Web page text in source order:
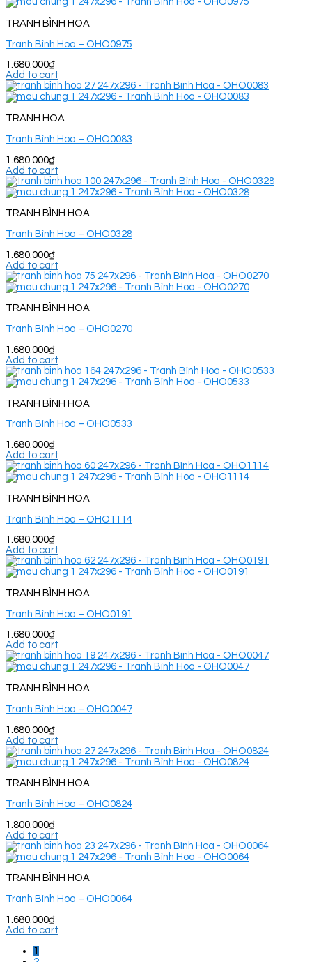
TRANH BÌNH HOA
Tranh Bình Hoa – OHO0975
1.680.000₫
Add to cart
TRANH HOA
Tranh Bình Hoa – OHO0083
1.680.000₫
Add to cart
TRANH BÌNH HOA
Tranh Bình Hoa – OHO0328
1.680.000₫
Add to cart
TRANH BÌNH HOA
Tranh Bình Hoa – OHO0270
1.680.000₫
Add to cart
TRANH BÌNH HOA
Tranh Bình Hoa – OHO0533
1.680.000₫
Add to cart
TRANH BÌNH HOA
Tranh Bình Hoa – OHO1114
1.680.000₫
Add to cart
TRANH BÌNH HOA
Tranh Bình Hoa – OHO0191
1.680.000₫
Add to cart
TRANH BÌNH HOA
Tranh Bình Hoa – OHO0047
1.680.000₫
Add to cart
TRANH BÌNH HOA
Tranh Bình Hoa – OHO0824
1.800.000₫
Add to cart
TRANH BÌNH HOA
Tranh Bình Hoa – OHO0064
1.680.000₫
Add to cart
1